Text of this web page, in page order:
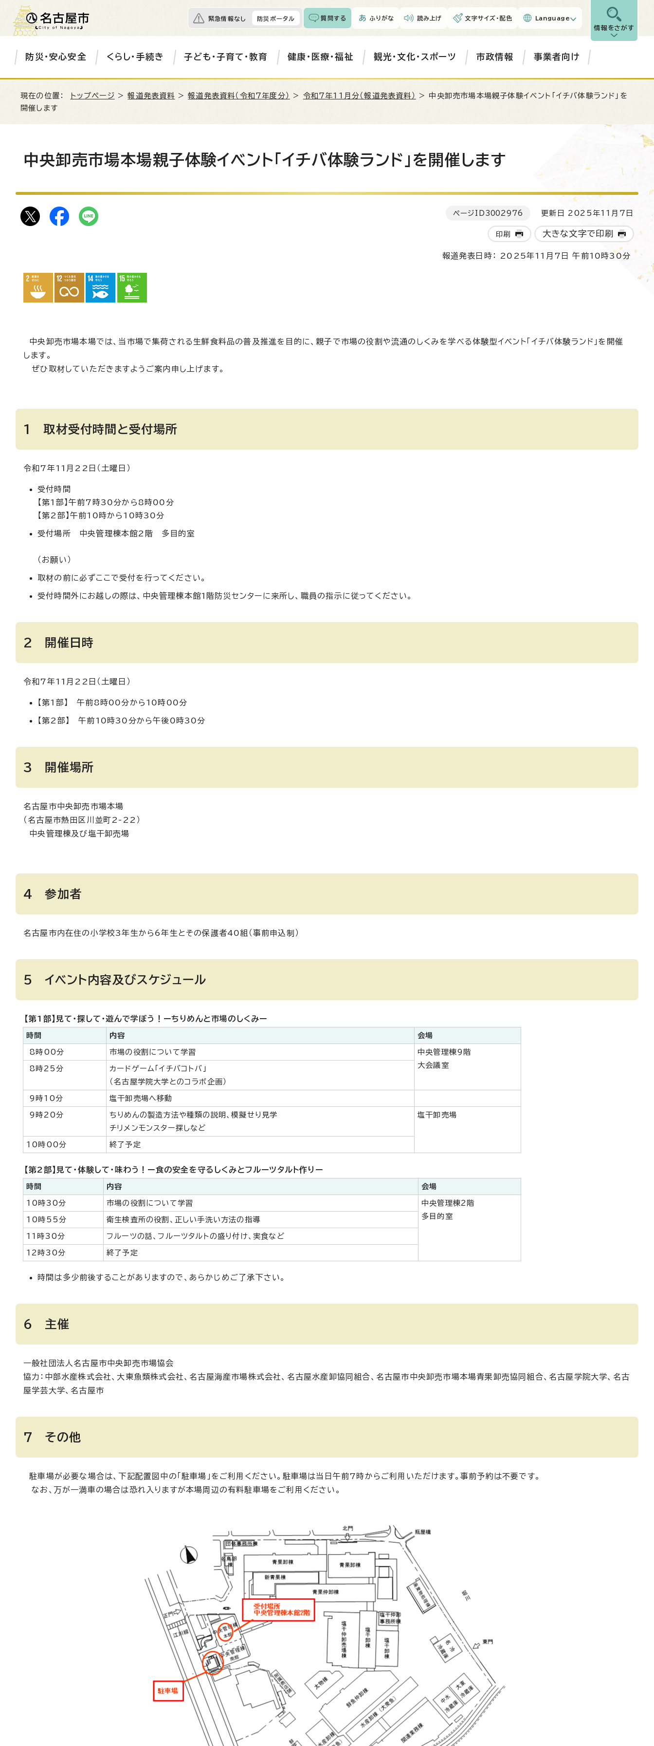
緊急情報なし 防災ポータル 質問する ふりがな 読み上げ 文字サイズ・配色 Language
情報をさがす
防災・安心安全 くらし・手続き 子ども・子育て・教育 健康・医療・福祉 観光・文化・スポーツ 市政情報 事業者向け
現在の位置： トップページ >報道発表資料 >報道発表資料（令和7年度分） > 令和7年11月分（報道発表資料）
> 中央卸売市場本場親子体験イベント「イチバ体験ランド」を
開催します
中央卸売市場本場親子体験イベント「イチバ体験ランド」を開催します
ページID 3002976 更新日 2025年11月7日
印刷 大きな文字で印刷
報道発表日時： 2025年11月7日 午前10時30分
中央卸売市場本場では、当市場で集荷される生鮮食料品の普及推進を目的に、親子で市場の役割や流通のしくみを学べる体験型イベント「イチバ体験ランド」を開催
します。
ぜひ取材していただきますようご案内申し上げます。
1 取材受付時間と受付場所
令和7年11月22日（土曜日）
受付時間
【第1部】午前7時30分から8時00分
【第2部】午前10時から10時30分
受付場所 中央管理棟本館2階 多目的室
（お願い）
取材の前に必ずここで受付を行ってください。
受付時間外にお越しの際は、中央管理棟本館1階防災センターに来所し、職員の指示に従ってください。
2 開催日時
令和7年11月22日（土曜日）
【第1部】 午前8時00分から10時00分
【第2部】 午前10時30分から午後0時30分
3 開催場所
名古屋市中央卸売市場本場
（名古屋市熱田区川並町2-22）
中央管理棟及び塩干卸売場
4 参加者
名古屋市内在住の小学校3年生から6年生とその保護者40組（事前申込制）
5 イベント内容及びスケジュール
【第1部】見て・探して・遊んで学ぼう！ーちりめんと市場のしくみー
時間 内容 会場
8時00分 市場の役割について学習
中央管理棟9階
大会議室
8時25分
カードゲーム「イチバコトバ」
（名古屋学院大学とのコラボ企画）
9時10分 塩干卸売場へ移動
9時20分
ちりめんの製造方法や種類の説明、模擬せり見学
チリメンモンスター探しなど
塩干卸売場
10時00分 終了予定
【第2部】見て・体験して・味わう！ー食の安全を守るしくみとフルーツタルト作りー
時間 内容 会場
10時30分 市場の役割について学習
中央管理棟2階
多目的室
10時55分 衛生検査所の役割、正しい手洗い方法の指導
11時30分 フルーツの話、フルーツタルトの盛り付け、実食など
12時30分 終了予定
時間は多少前後することがありますので、あらかじめご了承下さい。
6 主催
一般社団法人名古屋市中央卸売市場協会
協力：中部水産株式会社、大東魚類株式会社、名古屋海産市場株式会社、名古屋水産卸協同組合、名古屋市中央卸売市場本場青果卸売協同組合、名古屋学院大学、名古
屋学芸大学、名古屋市
7 その他
駐車場が必要な場合は、下記配置図中の「駐車場」をご利用ください。駐車場は当日午前7時からご利用いただけます。事前予約は不要です。
なお、万が一満車の場合は恐れ入りますが本場周辺の有料駐車場をご利用ください。